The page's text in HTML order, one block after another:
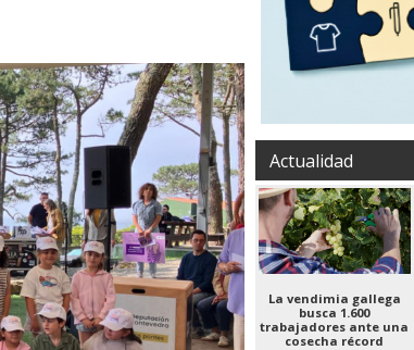
Actualidad
La vendimia gallega
busca 1.600
trabajadores ante una
cosecha récord